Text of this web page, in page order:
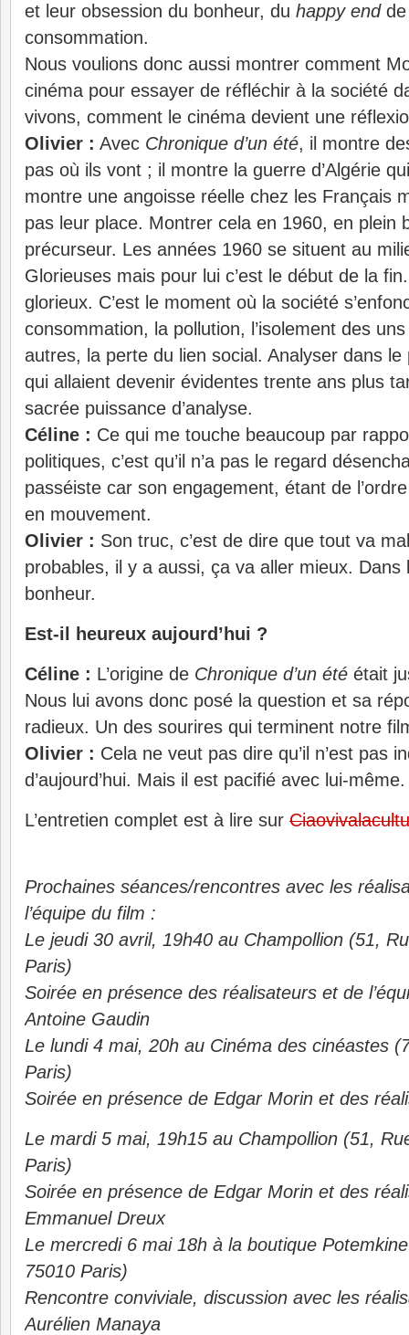
et leur obsession du bonheur, du happy endde
consommation.
Nous voulions donc aussi montrer comment
cinéma pour essayer de réfléchir à la société
vivons, comment le cinéma devient une
Olivier : Avec Chronique d’un été, il montre
pas où ils vont ; il montre la guerre d’Algérie
montre une angoisse réelle chez les Français
pas leur place. Montrer cela en 1960, en plein
précurseur. Les années 1960 se situent au
Glorieuses mais pour lui c’est le début de la
glorieux. C’est le moment où la société
consommation, la pollution, l’isolement des
autres, la perte du lien social. Analyser dans
qui allaient devenir évidentes trente ans plus
sacrée puissance d’analyse.
Céline : Ce qui me touche beaucoup par
politiques, c’est qu’il n’a pas le regard
passéiste car son engagement, étant de
en mouvement.
Olivier : Son truc, c’est de dire que tout va
probables, il y a aussi, ça va aller mieux. Dans
bonheur.
Est-il heureux aujourd’hui ?
Céline : L’origine de Chronique d’un été était
Nous lui avons donc posé la question et sa
radieux. Un des sourires qui terminent notre
Olivier : Cela ne veut pas dire qu’il n’est pas
d’aujourd’hui. Mais il est pacifié avec lui-
L’entretien complet est à lire sur
Prochaines séances/rencontres avec les
l’équipe du film :
Le jeudi 30 avril, 19h40 au Champollion (51,
Paris)
Soirée en présence des réalisateurs et de
Antoine Gaudin
Le lundi 4 mai, 20h au Cinéma des cinéastes
Paris)
Soirée en présence de Edgar Morin et des
Le mardi 5 mai, 19h15 au Champollion (51,
Paris)
Soirée en présence de Edgar Morin et des
Emmanuel Dreux
Le mercredi 6 mai 18h à la boutique
75010 Paris)
Rencontre conviviale, discussion avec les
Aurélien Manaya